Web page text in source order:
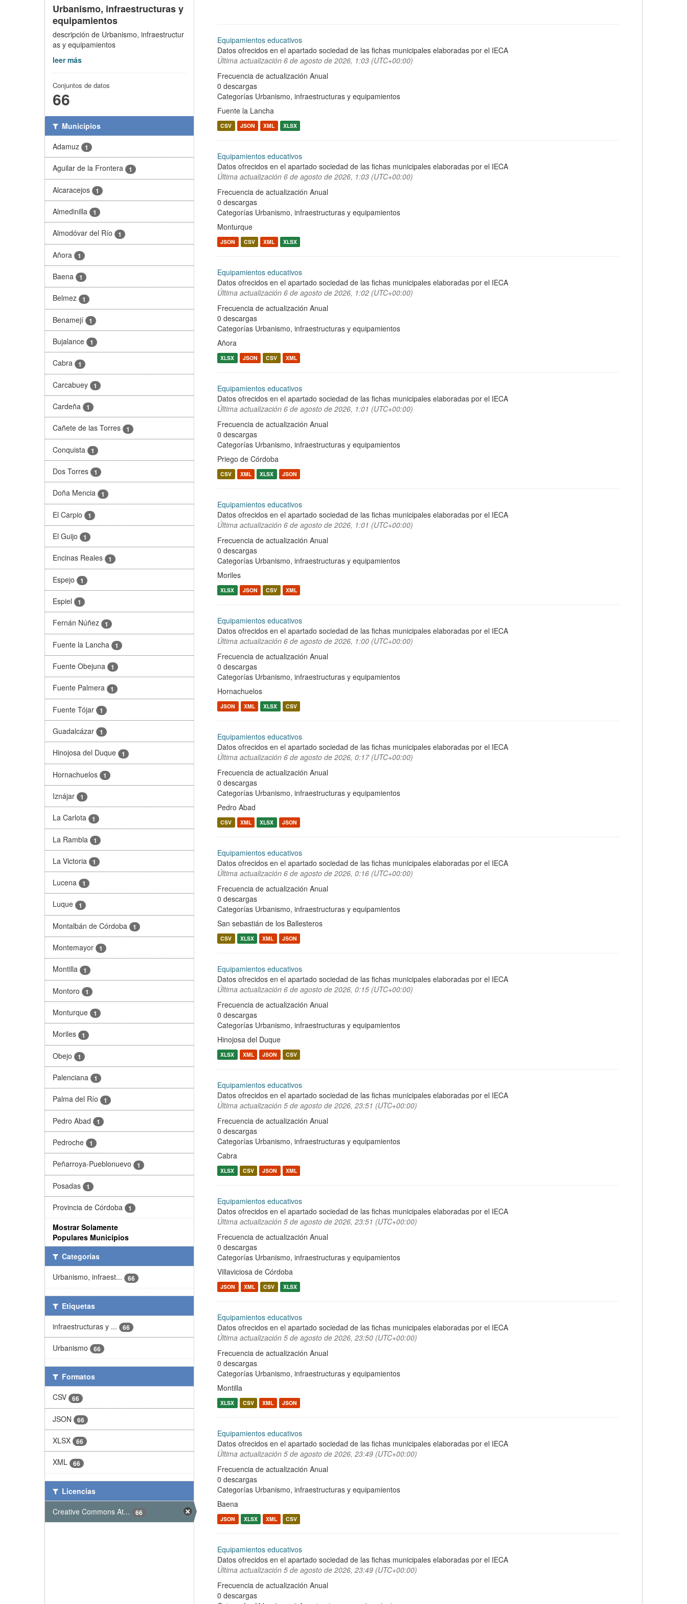
Urbanismo, infraestructuras y
equipamientos
descripción de Urbanismo, infraestructur
as y equipamientos
leer más
Conjuntos de datos
66
Municipios
Adamuz
1
Aguilar de la Frontera 1
Alcaracejos 1
Almedinilla 1
Almodóvar del Río 1
Añora 1
Baena 1
Belmez 1
Benamejí 1
Bujalance 1
Cabra 1
Carcabuey 1
Cardeña 1
Cañete de las Torres 1
Conquista 1
Dos Torres 1
Doña Mencia 1
El Carpio 1
El Guijo 1
Encinas Reales 1
Espejo 1
Espiel 1
Fernán Núñez 1
Fuente la Lancha 1
Fuente Obejuna 1
Fuente Palmera 1
Fuente Tójar 1
Guadalcázar 1
Hinojosa del Duque 1
Hornachuelos 1
Iznájar 1
La Carlota 1
La Rambla 1
La Victoria 1
Lucena 1
Luque 1
Montalbán de Córdoba 1
Montemayor 1
Montilla 1
Montoro 1
Monturque 1
Moriles 1
Obejo 1
Palenciana 1
Palma del Río 1
Pedro Abad 1
Pedroche 1
Peñarroya-Pueblonuevo 1
Posadas 1
Provincia de Córdoba 1
Mostrar Solamente
Populares Municipios
Categorías
Urbanismo, infraest...
66
Etiquetas
infraestructuras y ...
66
Urbanismo 66
Formatos
CSV
66
JSON 66
XLSX 66
XML 66
Licencias
Creative Commons At...
66
Equipamientos educativos
Datos ofrecidos en el apartado sociedad de las fichas municipales elaboradas por el IECA
Última actualización 6 de agosto de 2026, 1:03 (UTC+00:00)
Frecuencia de actualización Anual
0 descargas
Categorías Urbanismo, infraestructuras y equipamientos
Fuente la Lancha
CSV JSON XML XLSX
Equipamientos educativos
Datos ofrecidos en el apartado sociedad de las fichas municipales elaboradas por el IECA
Última actualización 6 de agosto de 2026, 1:03 (UTC+00:00)
Frecuencia de actualización Anual
0 descargas
Categorías Urbanismo, infraestructuras y equipamientos
Monturque
JSON CSV XML XLSX
Equipamientos educativos
Datos ofrecidos en el apartado sociedad de las fichas municipales elaboradas por el IECA
Última actualización 6 de agosto de 2026, 1:02 (UTC+00:00)
Frecuencia de actualización Anual
0 descargas
Categorías Urbanismo, infraestructuras y equipamientos
Añora
XLSX JSON CSV XML
Equipamientos educativos
Datos ofrecidos en el apartado sociedad de las fichas municipales elaboradas por el IECA
Última actualización 6 de agosto de 2026, 1:01 (UTC+00:00)
Frecuencia de actualización Anual
0 descargas
Categorías Urbanismo, infraestructuras y equipamientos
Priego de Córdoba
CSV XML XLSX JSON
Equipamientos educativos
Datos ofrecidos en el apartado sociedad de las fichas municipales elaboradas por el IECA
Última actualización 6 de agosto de 2026, 1:01 (UTC+00:00)
Frecuencia de actualización Anual
0 descargas
Categorías Urbanismo, infraestructuras y equipamientos
Moriles
XLSX JSON CSV XML
Equipamientos educativos
Datos ofrecidos en el apartado sociedad de las fichas municipales elaboradas por el IECA
Última actualización 6 de agosto de 2026, 1:00 (UTC+00:00)
Frecuencia de actualización Anual
0 descargas
Categorías Urbanismo, infraestructuras y equipamientos
Hornachuelos
JSON XML XLSX CSV
Equipamientos educativos
Datos ofrecidos en el apartado sociedad de las fichas municipales elaboradas por el IECA
Última actualización 6 de agosto de 2026, 0:17 (UTC+00:00)
Frecuencia de actualización Anual
0 descargas
Categorías Urbanismo, infraestructuras y equipamientos
Pedro Abad
CSV XML XLSX JSON
Equipamientos educativos
Datos ofrecidos en el apartado sociedad de las fichas municipales elaboradas por el IECA
Última actualización 6 de agosto de 2026, 0:16 (UTC+00:00)
Frecuencia de actualización Anual
0 descargas
Categorías Urbanismo, infraestructuras y equipamientos
San sebastián de los Ballesteros
CSV XLSX XML JSON
Equipamientos educativos
Datos ofrecidos en el apartado sociedad de las fichas municipales elaboradas por el IECA
Última actualización 6 de agosto de 2026, 0:15 (UTC+00:00)
Frecuencia de actualización Anual
0 descargas
Categorías Urbanismo, infraestructuras y equipamientos
Hinojosa del Duque
XLSX XML JSON CSV
Equipamientos educativos
Datos ofrecidos en el apartado sociedad de las fichas municipales elaboradas por el IECA
Última actualización 5 de agosto de 2026, 23:51 (UTC+00:00)
Frecuencia de actualización Anual
0 descargas
Categorías Urbanismo, infraestructuras y equipamientos
Cabra
XLSX CSV JSON XML
Equipamientos educativos
Datos ofrecidos en el apartado sociedad de las fichas municipales elaboradas por el IECA
Última actualización 5 de agosto de 2026, 23:51 (UTC+00:00)
Frecuencia de actualización Anual
0 descargas
Categorías Urbanismo, infraestructuras y equipamientos
Villaviciosa de Córdoba
JSON XML CSV XLSX
Equipamientos educativos
Datos ofrecidos en el apartado sociedad de las fichas municipales elaboradas por el IECA
Última actualización 5 de agosto de 2026, 23:50 (UTC+00:00)
Frecuencia de actualización Anual
0 descargas
Categorías Urbanismo, infraestructuras y equipamientos
Montilla
XLSX CSV XML JSON
Equipamientos educativos
Datos ofrecidos en el apartado sociedad de las fichas municipales elaboradas por el IECA
Última actualización 5 de agosto de 2026, 23:49 (UTC+00:00)
Frecuencia de actualización Anual
0 descargas
Categorías Urbanismo, infraestructuras y equipamientos
Baena
JSON XLSX XML CSV
Equipamientos educativos
Datos ofrecidos en el apartado sociedad de las fichas municipales elaboradas por el IECA
Última actualización 5 de agosto de 2026, 23:49 (UTC+00:00)
Frecuencia de actualización Anual
0 descargas